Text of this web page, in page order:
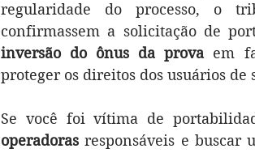
regularidade do processo, o
inversão do ônus da prova em
proteger os direitos dos usuários de
Se você foi vítima de
operadoras responsáveis e buscar